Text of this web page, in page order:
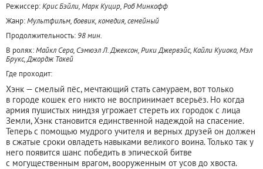
Режиссер:Крис Бэйли, Марк Куцир, Роб Минкофф
Жанр:Мультфильм, боевик, комедия, семейный
Продолжительность: 98 мин.
В ролях:Майкл Сера, Сэмюэл Л. Джексон, Рики Джервэйс, Кайли Куиока, Мэл
Брукс, Джордж Такей
Где проходит:
Хэнк — смелый пёс, мечтающий стать самураем, вот только
в городе кошек его никто не воспринимает всерьёз. Но когда
армия пушистых ниндзя угрожает стереть их городок с лица
Земли, Хэнк становится единственной надеждой на спасение.
Теперь с помощью мудрого учителя и верных друзей он должен
в сжатые сроки овладеть навыками великого воина. Только так у
него появится шанс победить в эпической битве
с могущественным врагом, вооруженным от усов до хвоста.